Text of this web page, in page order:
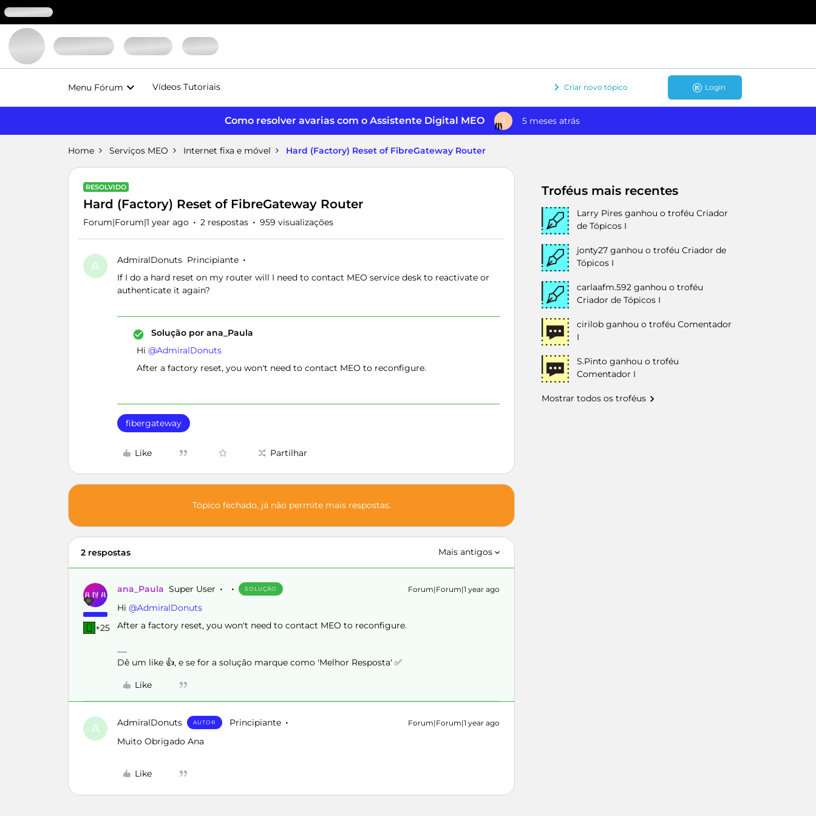
Menu Fórum Vídeos Tutoriais Criar novo tópico Login
Como resolver avarias com o Assistente Digital MEO J 5 meses atrás
Home Serviços MEO Internet fixa e móvel Hard (Factory) Reset of FibreGateway Router
RESOLVIDO
Hard (Factory) Reset of FibreGateway Router
Forum|Forum|1 year ago 2 respostas 959 visualizações
A AdmiralDonuts Principiante
If I do a hard reset on my router will I need to contact MEO service desk to reactivate or
authenticate it again?
Solução por ana_Paula
Hi ​ @AdmiralDonuts
After a factory reset, you won't need to contact MEO to reconfigure.
fibergateway
Like Partilhar
Tópico fechado, já não permite mais respostas.
2 respostas Mais antigos
+25
ana_Paula Super User SOLUÇÃO Forum|Forum|1 year ago
Hi ​ @AdmiralDonuts
After a factory reset, you won't need to contact MEO to reconfigure.
Dê um like 👍, e se for a solução marque como 'Melhor Resposta' ✅
Like
A AdmiralDonuts AUTOR Principiante Forum|Forum|1 year ago
Muito Obrigado Ana
Like
Troféus mais recentes
Larry Pires ganhou o troféu Criador
de Tópicos I
jonty27 ganhou o troféu Criador de
Tópicos I
carlaafm.592 ganhou o troféu
Criador de Tópicos I
cirilob ganhou o troféu Comentador
I
S.Pinto ganhou o troféu
Comentador I
Mostrar todos os troféus